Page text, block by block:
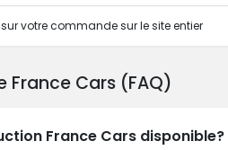
sur votre commande sur le site entier
France Cars (FAQ)
France Cars disponible?